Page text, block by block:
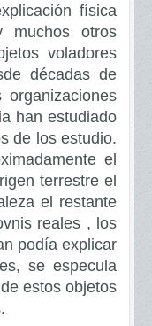
física
muchos otros
voladores
décadas de
han estudiado
de los estudio.
el
terrestre el
el restante
reales , los
podía explicar
se especula
estos objetos